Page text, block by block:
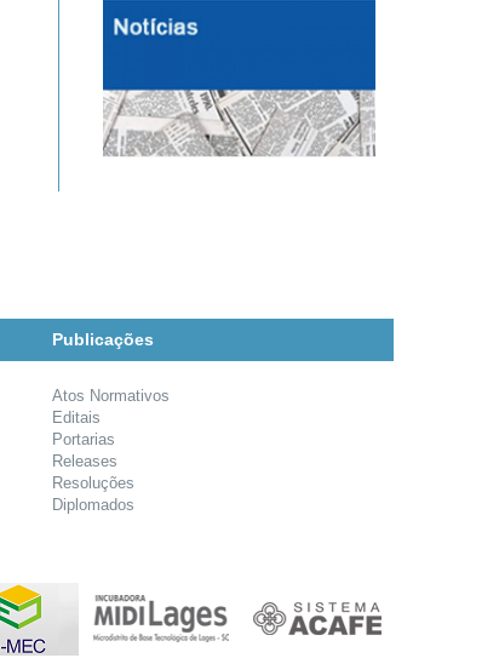
Publicações
Atos Normativos
Editais
Portarias
Releases
Resoluções
Diplomados